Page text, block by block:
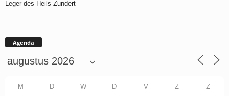
Leger des Heils Zundert
Agenda
M D W D V Z Z